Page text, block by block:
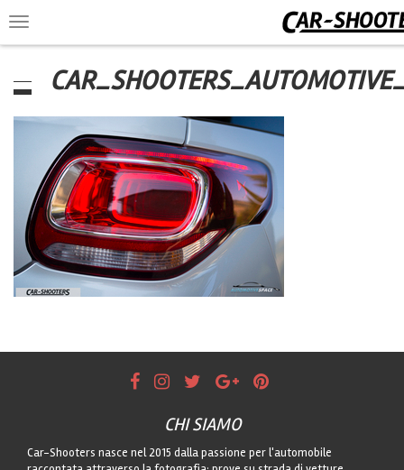
Toggle
navigation
CHI SIAMO
Car-Shooters nasce nel 2015 dalla passione per l'automobile